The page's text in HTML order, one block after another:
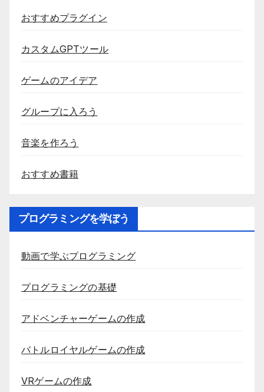
おすすめプラグイン
カスタムGPTツール
ゲームのアイデア
グループに入ろう
音楽を作ろう
おすすめ書籍
プログラミングを学ぼう
動画で学ぶプログラミング
プログラミングの基礎
アドベンチャーゲームの作成
バトルロイヤルゲームの作成
VRゲームの作成